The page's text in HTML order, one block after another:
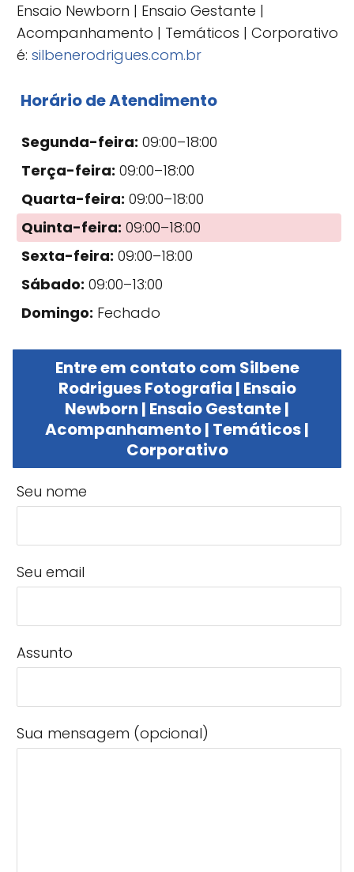
Ensaio Newborn | Ensaio Gestante |
Acompanhamento | Temáticos | Corporativo
é: silbenerodrigues.com.br
Horário de Atendimento
Segunda-feira: 09:00–18:00
Terça-feira: 09:00–18:00
Quarta-feira: 09:00–18:00
Quinta-feira: 09:00–18:00
Sexta-feira: 09:00–18:00
Sábado: 09:00–13:00
Domingo: Fechado
Entre em contato com Silbene
Rodrigues Fotografia | Ensaio
Newborn | Ensaio Gestante |
Acompanhamento | Temáticos |
Corporativo
Seu nome
Seu email
Assunto
Sua mensagem (opcional)